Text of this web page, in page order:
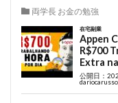
両学長 お金の勉強